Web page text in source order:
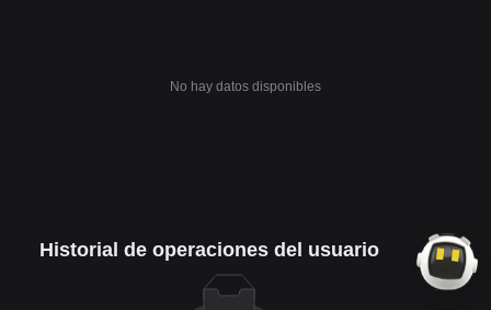
No hay datos disponibles
Historial de operaciones del usuario